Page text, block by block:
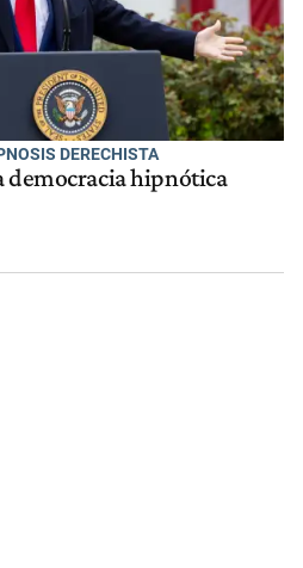
DERECHISTA
democracia hipnótica